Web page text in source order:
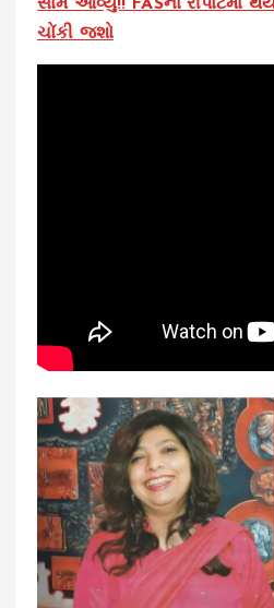
સામે આવ્યું!! FASના રીપોર્ટમાં
ચોંકી જશો